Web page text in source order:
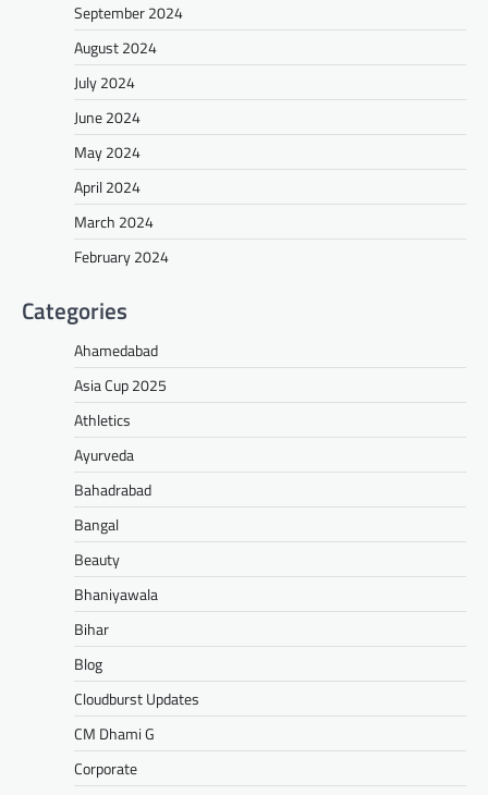
September 2024
August 2024
July 2024
June 2024
May 2024
April 2024
March 2024
February 2024
Categories
Ahamedabad
Asia Cup 2025
Athletics
Ayurveda
Bahadrabad
Bangal
Beauty
Bhaniyawala
Bihar
Blog
Cloudburst Updates
CM Dhami G
Corporate